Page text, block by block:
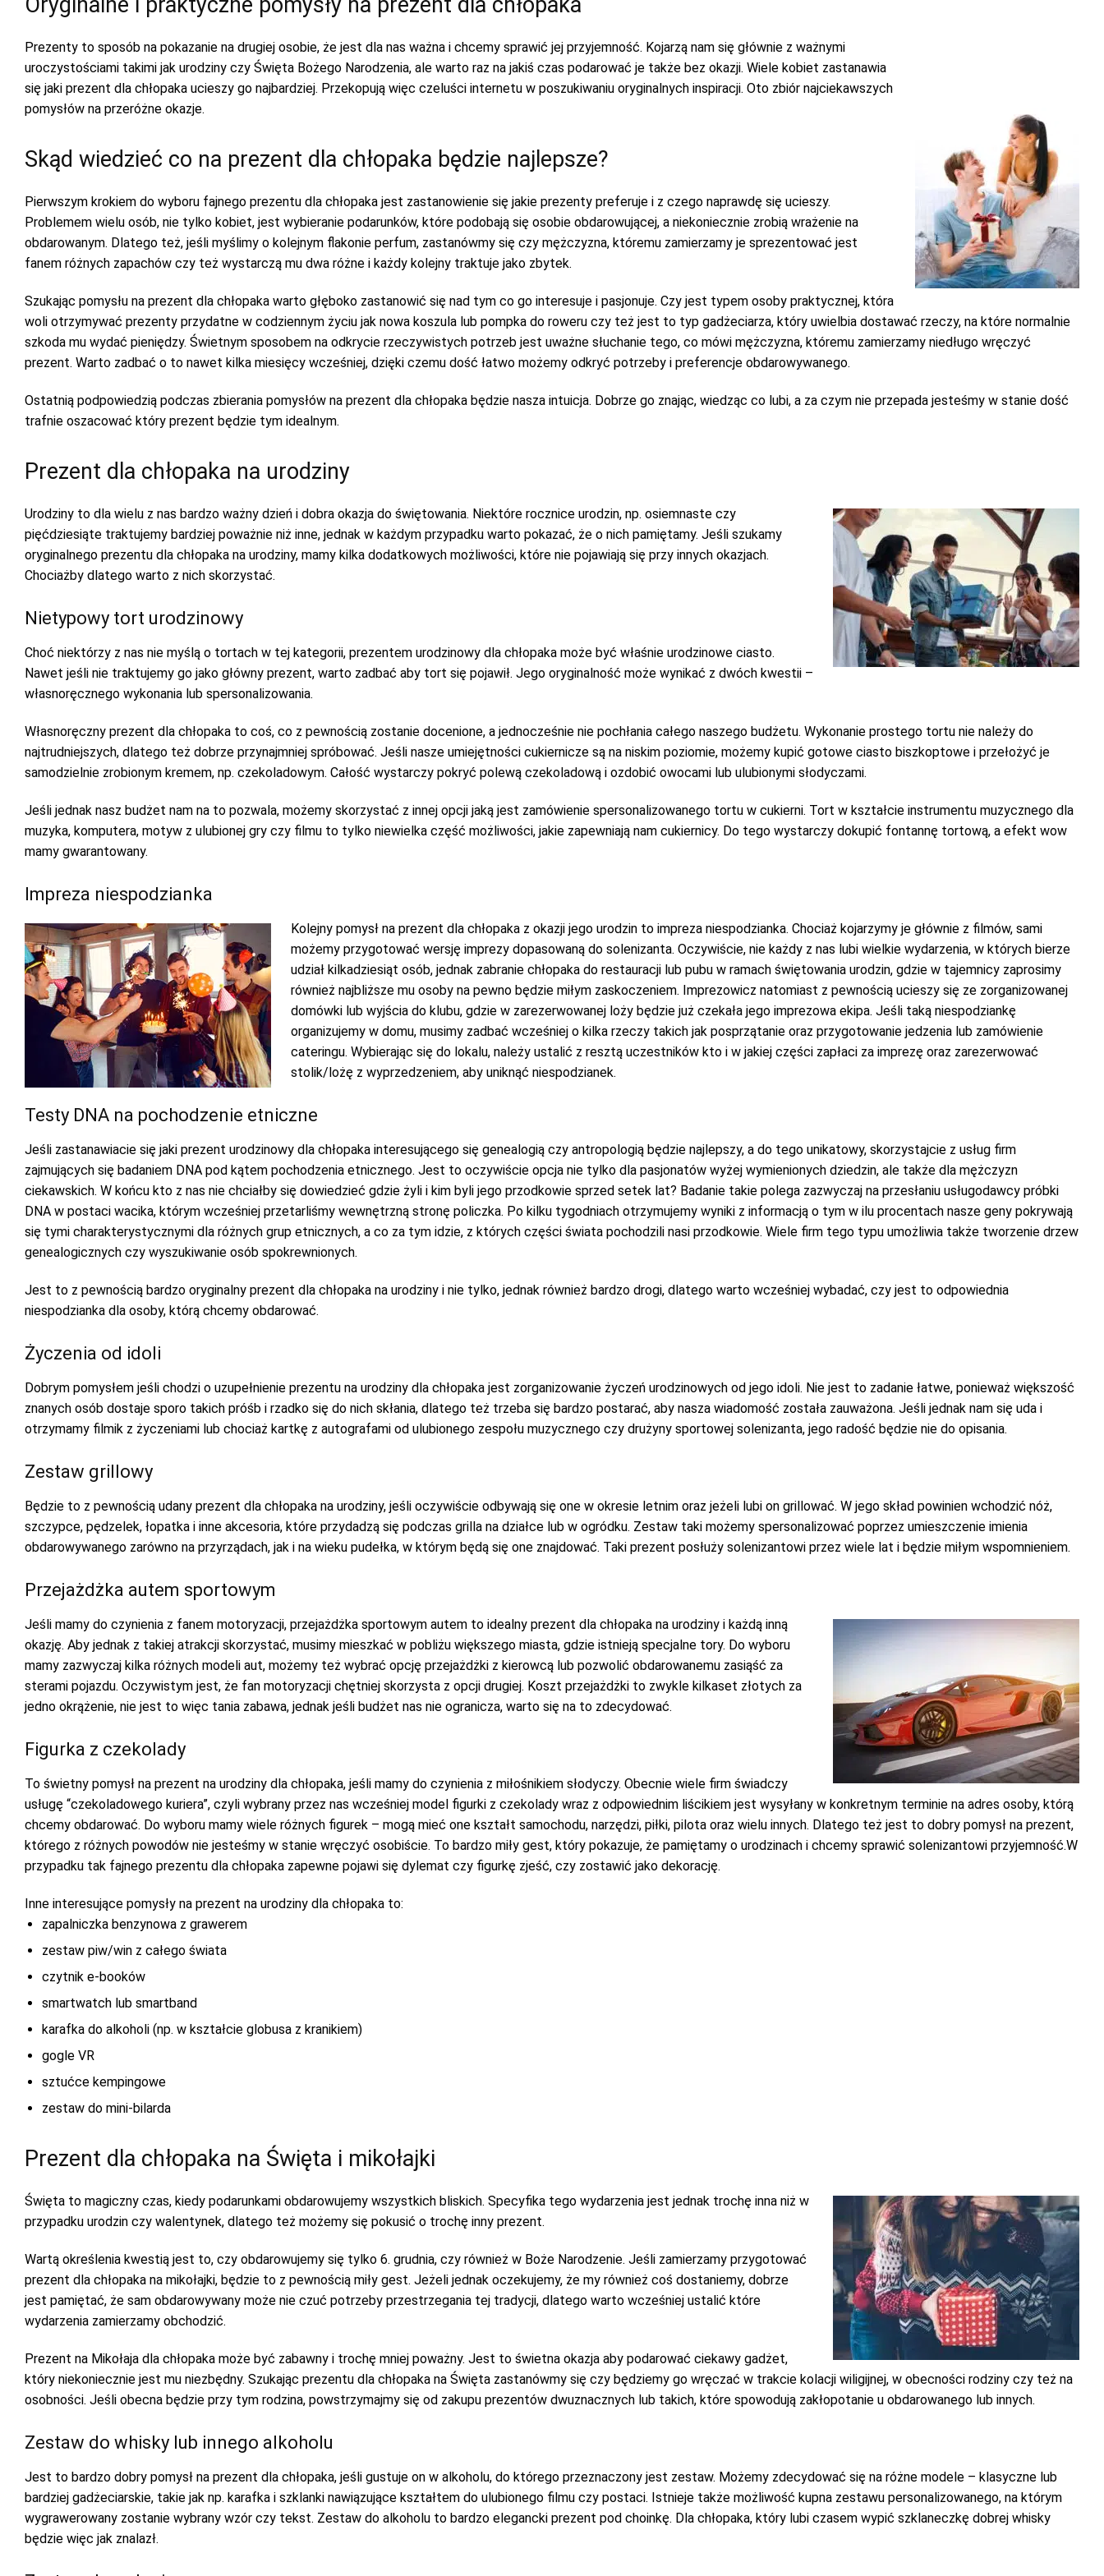
Prezenty to sposób na pokazanie na drugiej osobie, że jest dla nas ważna i chcemy sprawić jej przyjemność. Kojarzą nam się głównie z ważnymi
uroczystościami takimi jak urodziny czy Święta Bożego Narodzenia, ale warto raz na jakiś czas podarować je także bez okazji. Wiele kobiet zastanawia
się jaki prezent dla chłopaka ucieszy go najbardziej. Przekopują więc czeluści internetu w poszukiwaniu oryginalnych inspiracji. Oto zbiór najciekawszych
pomysłów na przeróżne okazje.
Skąd wiedzieć co na prezent dla chłopaka będzie najlepsze?
Pierwszym krokiem do wyboru fajnego prezentu dla chłopaka jest zastanowienie się jakie prezenty preferuje i z czego naprawdę się ucieszy.
Problemem wielu osób, nie tylko kobiet, jest wybieranie podarunków, które podobają się osobie obdarowującej, a niekoniecznie zrobią wrażenie na
obdarowanym. Dlatego też, jeśli myślimy o kolejnym flakonie perfum, zastanówmy się czy mężczyzna, któremu zamierzamy je sprezentować jest
fanem różnych zapachów czy też wystarczą mu dwa różne i każdy kolejny traktuje jako zbytek.
Szukając pomysłu na prezent dla chłopaka warto głęboko zastanowić się nad tym co go interesuje i pasjonuje. Czy jest typem osoby praktycznej, która
woli otrzymywać prezenty przydatne w codziennym życiu jak nowa koszula lub pompka do roweru czy też jest to typ gadżeciarza, który uwielbia dostawać rzeczy, na które normalnie
szkoda mu wydać pieniędzy. Świetnym sposobem na odkrycie rzeczywistych potrzeb jest uważne słuchanie tego, co mówi mężczyzna, któremu zamierzamy niedługo wręczyć
prezent. Warto zadbać o to nawet kilka miesięcy wcześniej, dzięki czemu dość łatwo możemy odkryć potrzeby i preferencje obdarowywanego.
Ostatnią podpowiedzią podczas zbierania pomysłów na prezent dla chłopaka będzie nasza intuicja. Dobrze go znając, wiedząc co lubi, a za czym nie przepada jesteśmy w stanie dość
trafnie oszacować który prezent będzie tym idealnym.
Prezent dla chłopaka na urodziny
Urodziny to dla wielu z nas bardzo ważny dzień i dobra okazja do świętowania. Niektóre rocznice urodzin, np. osiemnaste czy
pięćdziesiąte traktujemy bardziej poważnie niż inne, jednak w każdym przypadku warto pokazać, że o nich pamiętamy. Jeśli szukamy
oryginalnego prezentu dla chłopaka na urodziny, mamy kilka dodatkowych możliwości, które nie pojawiają się przy innych okazjach.
Chociażby dlatego warto z nich skorzystać.
Nietypowy tort urodzinowy
Choć niektórzy z nas nie myślą o tortach w tej kategorii, prezentem urodzinowy dla chłopaka może być właśnie urodzinowe ciasto.
Nawet jeśli nie traktujemy go jako główny prezent, warto zadbać aby tort się pojawił. Jego oryginalność może wynikać z dwóch kwestii –
własnoręcznego wykonania lub spersonalizowania.
Własnoręczny prezent dla chłopaka to coś, co z pewnością zostanie docenione, a jednocześnie nie pochłania całego naszego budżetu. Wykonanie prostego tortu nie należy do
najtrudniejszych, dlatego też dobrze przynajmniej spróbować. Jeśli nasze umiejętności cukiernicze są na niskim poziomie, możemy kupić gotowe ciasto biszkoptowe i przełożyć je
samodzielnie zrobionym kremem, np. czekoladowym. Całość wystarczy pokryć polewą czekoladową i ozdobić owocami lub ulubionymi słodyczami.
Jeśli jednak nasz budżet nam na to pozwala, możemy skorzystać z innej opcji jaką jest zamówienie spersonalizowanego tortu w cukierni. Tort w kształcie instrumentu muzycznego dla
muzyka, komputera, motyw z ulubionej gry czy filmu to tylko niewielka część możliwości, jakie zapewniają nam cukiernicy. Do tego wystarczy dokupić fontannę tortową, a efekt wow
mamy gwarantowany.
Impreza niespodzianka
Kolejny pomysł na prezent dla chłopaka z okazji jego urodzin to impreza niespodzianka. Chociaż kojarzymy je głównie z filmów, sami
możemy przygotować wersję imprezy dopasowaną do solenizanta. Oczywiście, nie każdy z nas lubi wielkie wydarzenia, w których bierze
udział kilkadziesiąt osób, jednak zabranie chłopaka do restauracji lub pubu w ramach świętowania urodzin, gdzie w tajemnicy zaprosimy
również najbliższe mu osoby na pewno będzie miłym zaskoczeniem. Imprezowicz natomiast z pewnością ucieszy się ze zorganizowanej
domówki lub wyjścia do klubu, gdzie w zarezerwowanej loży będzie już czekała jego imprezowa ekipa. Jeśli taką niespodziankę
organizujemy w domu, musimy zadbać wcześniej o kilka rzeczy takich jak posprzątanie oraz przygotowanie jedzenia lub zamówienie
cateringu. Wybierając się do lokalu, należy ustalić z resztą uczestników kto i w jakiej części zapłaci za imprezę oraz zarezerwować
stolik/lożę z wyprzedzeniem, aby uniknąć niespodzianek.
Testy DNA na pochodzenie etniczne
Jeśli zastanawiacie się jaki prezent urodzinowy dla chłopaka interesującego się genealogią czy antropologią będzie najlepszy, a do tego unikatowy, skorzystajcie z usług firm
zajmujących się badaniem DNA pod kątem pochodzenia etnicznego. Jest to oczywiście opcja nie tylko dla pasjonatów wyżej wymienionych dziedzin, ale także dla mężczyzn
ciekawskich. W końcu kto z nas nie chciałby się dowiedzieć gdzie żyli i kim byli jego przodkowie sprzed setek lat? Badanie takie polega zazwyczaj na przesłaniu usługodawcy próbki
DNA w postaci wacika, którym wcześniej przetarliśmy wewnętrzną stronę policzka. Po kilku tygodniach otrzymujemy wyniki z informacją o tym w ilu procentach nasze geny pokrywają
się tymi charakterystycznymi dla różnych grup etnicznych, a co za tym idzie, z których części świata pochodzili nasi przodkowie. Wiele firm tego typu umożliwia także tworzenie drzew
genealogicznych czy wyszukiwanie osób spokrewnionych.
Jest to z pewnością bardzo oryginalny prezent dla chłopaka na urodziny i nie tylko, jednak również bardzo drogi, dlatego warto wcześniej wybadać, czy jest to odpowiednia
niespodzianka dla osoby, którą chcemy obdarować.
Życzenia od idoli
Dobrym pomysłem jeśli chodzi o uzupełnienie prezentu na urodziny dla chłopaka jest zorganizowanie życzeń urodzinowych od jego idoli. Nie jest to zadanie łatwe, ponieważ większość
znanych osób dostaje sporo takich próśb i rzadko się do nich skłania, dlatego też trzeba się bardzo postarać, aby nasza wiadomość została zauważona. Jeśli jednak nam się uda i
otrzymamy filmik z życzeniami lub chociaż kartkę z autografami od ulubionego zespołu muzycznego czy drużyny sportowej solenizanta, jego radość będzie nie do opisania.
Zestaw grillowy
Będzie to z pewnością udany prezent dla chłopaka na urodziny, jeśli oczywiście odbywają się one w okresie letnim oraz jeżeli lubi on grillować. W jego skład powinien wchodzić nóż,
szczypce, pędzelek, łopatka i inne akcesoria, które przydadzą się podczas grilla na działce lub w ogródku. Zestaw taki możemy spersonalizować poprzez umieszczenie imienia
obdarowywanego zarówno na przyrządach, jak i na wieku pudełka, w którym będą się one znajdować. Taki prezent posłuży solenizantowi przez wiele lat i będzie miłym wspomnieniem.
Przejażdżka autem sportowym
Jeśli mamy do czynienia z fanem motoryzacji, przejażdżka sportowym autem to idealny prezent dla chłopaka na urodziny i każdą inną
okazję. Aby jednak z takiej atrakcji skorzystać, musimy mieszkać w pobliżu większego miasta, gdzie istnieją specjalne tory. Do wyboru
mamy zazwyczaj kilka różnych modeli aut, możemy też wybrać opcję przejażdżki z kierowcą lub pozwolić obdarowanemu zasiąść za
sterami pojazdu. Oczywistym jest, że fan motoryzacji chętniej skorzysta z opcji drugiej. Koszt przejażdżki to zwykle kilkaset złotych za
jedno okrążenie, nie jest to więc tania zabawa, jednak jeśli budżet nas nie ogranicza, warto się na to zdecydować.
Figurka z czekolady
To świetny pomysł na prezent na urodziny dla chłopaka, jeśli mamy do czynienia z miłośnikiem słodyczy. Obecnie wiele firm świadczy
usługę “czekoladowego kuriera”, czyli wybrany przez nas wcześniej model figurki z czekolady wraz z odpowiednim liścikiem jest wysyłany w konkretnym terminie na adres osoby, którą
chcemy obdarować. Do wyboru mamy wiele różnych figurek – mogą mieć one kształt samochodu, narzędzi, piłki, pilota oraz wielu innych. Dlatego też jest to dobry pomysł na prezent,
którego z różnych powodów nie jesteśmy w stanie wręczyć osobiście. To bardzo miły gest, który pokazuje, że pamiętamy o urodzinach i chcemy sprawić solenizantowi przyjemność.W
przypadku tak fajnego prezentu dla chłopaka zapewne pojawi się dylemat czy figurkę zjeść, czy zostawić jako dekorację.
Inne interesujące pomysły na prezent na urodziny dla chłopaka to:
zapalniczka benzynowa z grawerem
zestaw piw/win z całego świata
czytnik e-booków
smartwatch lub smartband
karafka do alkoholi (np. w kształcie globusa z kranikiem)
gogle VR
sztućce kempingowe
zestaw do mini-bilarda
Prezent dla chłopaka na Święta i mikołajki
Święta to magiczny czas, kiedy podarunkami obdarowujemy wszystkich bliskich. Specyfika tego wydarzenia jest jednak trochę inna niż w
przypadku urodzin czy walentynek, dlatego też możemy się pokusić o trochę inny prezent.
Wartą określenia kwestią jest to, czy obdarowujemy się tylko 6. grudnia, czy również w Boże Narodzenie. Jeśli zamierzamy przygotować
prezent dla chłopaka na mikołajki, będzie to z pewnością miły gest. Jeżeli jednak oczekujemy, że my również coś dostaniemy, dobrze
jest pamiętać, że sam obdarowywany może nie czuć potrzeby przestrzegania tej tradycji, dlatego warto wcześniej ustalić które
wydarzenia zamierzamy obchodzić.
Prezent na Mikołaja dla chłopaka może być zabawny i trochę mniej poważny. Jest to świetna okazja aby podarować ciekawy gadżet,
który niekoniecznie jest mu niezbędny. Szukając prezentu dla chłopaka na Święta zastanówmy się czy będziemy go wręczać w trakcie kolacji wiligijnej, w obecności rodziny czy też na
osobności. Jeśli obecna będzie przy tym rodzina, powstrzymajmy się od zakupu prezentów dwuznacznych lub takich, które spowodują zakłopotanie u obdarowanego lub innych.
Zestaw do whisky lub innego alkoholu
Jest to bardzo dobry pomysł na prezent dla chłopaka, jeśli gustuje on w alkoholu, do którego przeznaczony jest zestaw. Możemy zdecydować się na różne modele – klasyczne lub
bardziej gadżeciarskie, takie jak np. karafka i szklanki nawiązujące kształtem do ulubionego filmu czy postaci. Istnieje także możliwość kupna zestawu personalizowanego, na którym
wygrawerowany zostanie wybrany wzór czy tekst. Zestaw do alkoholu to bardzo elegancki prezent pod choinkę. Dla chłopaka, który lubi czasem wypić szklaneczkę dobrej whisky
będzie więc jak znalazł.